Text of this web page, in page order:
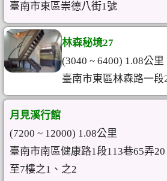
臺南市東區崇德八街1號
林森秘境27
(3040 ~ 6400) 1.08公里
臺南市東區林森路一段
月見溪行館
(7200 ~ 12000) 1.08公里
臺南市南區健康路1段113巷65弄
至7樓之1、之2